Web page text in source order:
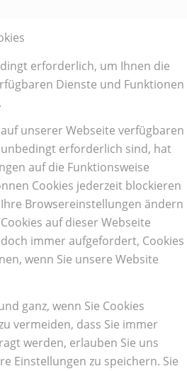
erforderlich, um Ihnen die
Dienste und Funktionen
unserer Webseite verfügbaren
erforderlich sind, hat
auf die Funktionsweise
Cookies jederzeit blockieren
Browsereinstellungen ändern
auf dieser Webseite
immer aufgefordert, Cookies
wenn Sie unsere Website
ganz, wenn Sie Cookies
vermeiden, dass Sie immer
werden, erlauben Sie uns
Einstellungen zu speichern. Sie